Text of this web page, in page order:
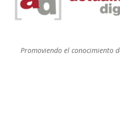
Promoviendo el conocimiento